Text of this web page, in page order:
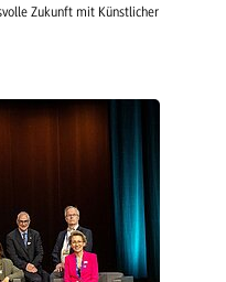
Zukunft mit Künstlicher